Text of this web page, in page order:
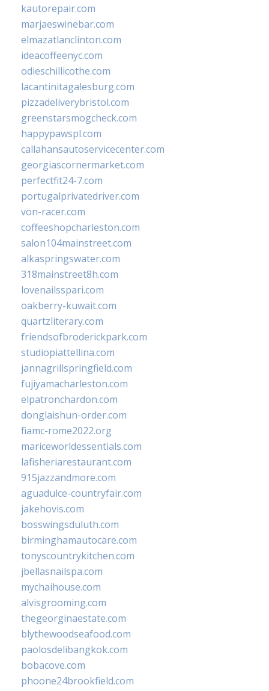
kautorepair.com
marjaeswinebar.com
elmazatlanclinton.com
ideacoffeenyc.com
odieschillicothe.com
lacantinitagalesburg.com
pizzadeliverybristol.com
greenstarsmogcheck.com
happypawspl.com
callahansautoservicecenter.com
georgiascornermarket.com
perfectfit24-7.com
portugalprivatedriver.com
von-racer.com
coffeeshopcharleston.com
salon104mainstreet.com
alkaspringswater.com
318mainstreet8h.com
lovenailsspari.com
oakberry-kuwait.com
quartzliterary.com
friendsofbroderickpark.com
studiopiattellina.com
jannagrillspringfield.com
fujiyamacharleston.com
elpatronchardon.com
donglaishun-order.com
fiamc-rome2022.org
mariceworldessentials.com
lafisheriarestaurant.com
915jazzandmore.com
aguadulce-countryfair.com
jakehovis.com
bosswingsduluth.com
birminghamautocare.com
tonyscountrykitchen.com
jbellasnailspa.com
mychaihouse.com
alvisgrooming.com
thegeorginaestate.com
blythewoodseafood.com
paolosdelibangkok.com
bobacove.com
phoone24brookfield.com